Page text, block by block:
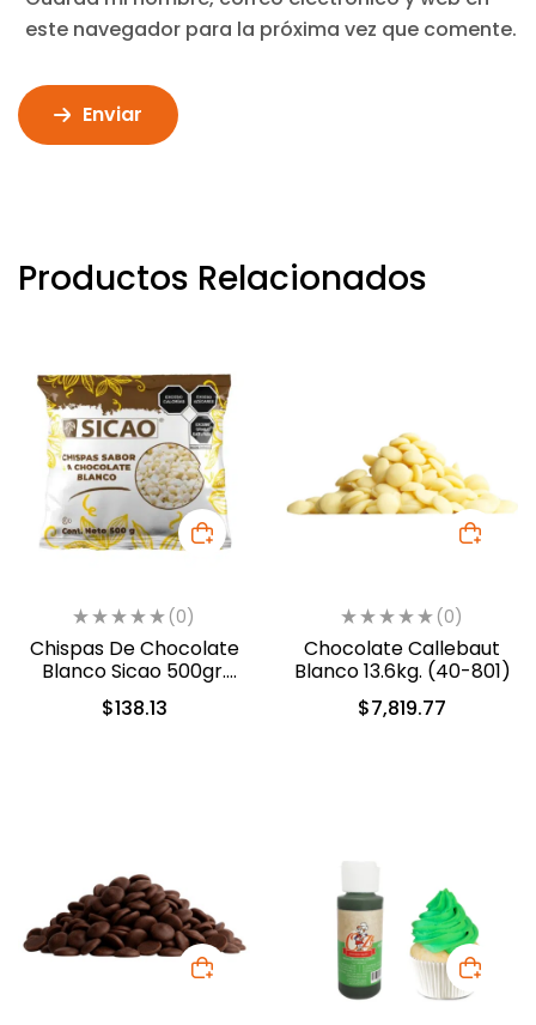
este navegador para la próxima vez que comente.
Enviar
Productos Relacionados
(0)
Chispas De Chocolate
Blanco Sicao 500gr.
(1922-A99)
$138.13
(0)
Chocolate Callebaut
Blanco 13.6kg. (40-801)
$7,819.77